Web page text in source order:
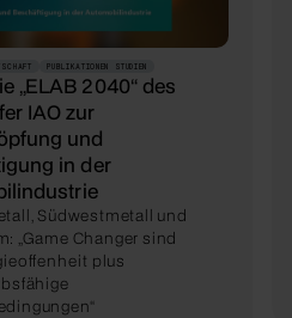
PUBLIKATIONEN STUDIEN
„ELAB 2040“ des
IAO zur
und
in der
Südwestmetall und
„Game Changer sind
plus